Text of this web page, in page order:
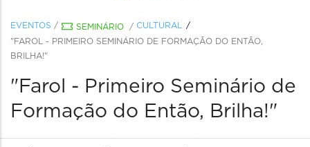
EVENTOS / SEMINÁRIO / CULTURAL
"FAROL - PRIMEIRO SEMINÁRIO DE FORMAÇÃO DO ENTÃO,
BRILHA!"
"Farol - Primeiro Seminário de
Formação do Então, Brilha!"